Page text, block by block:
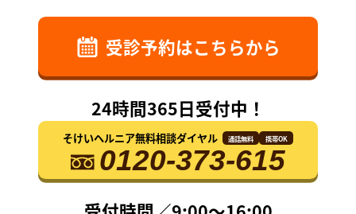
受診予約はこちらから
24時間365日受付中！
そけいヘルニア無料相談ダイヤル 通話無料 携帯OK
0120-373-615